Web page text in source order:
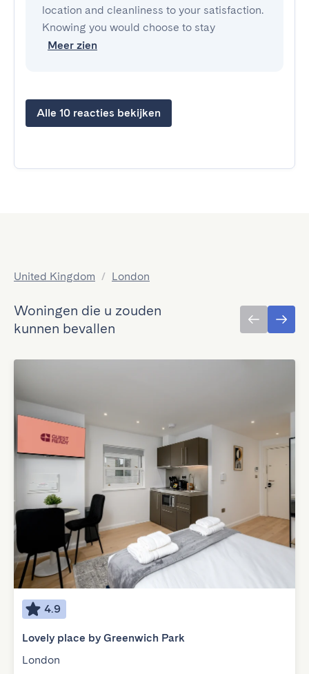
location and cleanliness to your satisfaction.
Knowing you would choose to stay
Meer zien
Alle 10 reacties bekijken
United Kingdom / London
Woningen die u zouden
kunnen bevallen
4.9
Lovely place by Greenwich Park
London